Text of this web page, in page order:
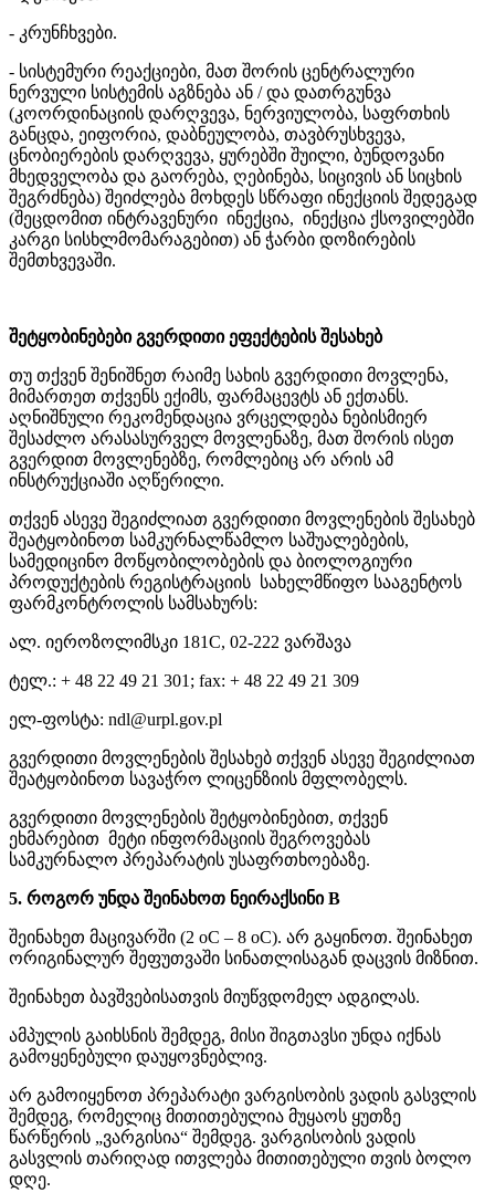
- კრუნჩხვები.
- სისტემური რეაქციები, მათ შორის ცენტრალური
ნერვული სისტემის აგზნება ან / და დათრგუნვა
(კოორდინაციის დარღვევა, ნერვიულობა, საფრთხის
განცდა, ეიფორია, დაბნეულობა, თავბრუსხვევა,
ცნობიერების დარღვევა, ყურებში შუილი, ბუნდოვანი
მხედველობა და გაორება, ღებინება, სიცივის ან სიცხის
შეგრძნება) შეიძლება მოხდეს სწრაფი ინექციის შედეგად
(შეცდომით ინტრავენური ინექცია, ინექცია ქსოვილებში
კარგი სისხლმომარაგებით) ან ჭარბი დოზირების
შემთხვევაში.
შეტყობინებები გვერდითი ეფექტების შესახებ
თუ თქვენ შენიშნეთ რაიმე სახის გვერდითი მოვლენა,
მიმართეთ თქვენს ექიმს, ფარმაცევტს ან ექთანს.
აღნიშნული რეკომენდაცია ვრცელდება ნებისმიერ
შესაძლო არასასურველ მოვლენაზე, მათ შორის ისეთ
გვერდით მოვლენებზე, რომლებიც არ არის ამ
ინსტრუქციაში აღწერილი.
თქვენ ასევე შეგიძლიათ გვერდითი მოვლენების შესახებ
შეატყობინოთ სამკურნალწამლო საშუალებების,
სამედიცინო მოწყობილობების და ბიოლოგიური
პროდუქტების რეგისტრაციის სახელმწიფო სააგენტოს
ფარმკონტროლის სამსახურს:
ალ. იეროზოლიმსკი 181C, 02-222 ვარშავა
ტელ.: + 48 22 49 21 301; fax: + 48 22 49 21 309
ელ-ფოსტა: ndl@urpl.gov.pl
გვერდითი მოვლენების შესახებ თქვენ ასევე შეგიძლიათ
შეატყობინოთ სავაჭრო ლიცენზიის მფლობელს.
გვერდითი მოვლენების შეტყობინებით, თქვენ
ეხმარებით მეტი ინფორმაციის შეგროვებას
სამკურნალო პრეპარატის უსაფრთხოებაზე.
5. როგორ უნდა შეინახოთ ნეირაქსინი B
შეინახეთ მაცივარში (2 oC – 8 oC). არ გაყინოთ. შეინახეთ
ორიგინალურ შეფუთვაში სინათლისაგან დაცვის მიზნით.
შეინახეთ ბავშვებისათვის მიუწვდომელ ადგილას.
ამპულის გაიხსნის შემდეგ, მისი შიგთავსი უნდა იქნას
გამოყენებული დაუყოვნებლივ.
არ გამოიყენოთ პრეპარატი ვარგისობის ვადის გასვლის
შემდეგ, რომელიც მითითებულია მუყაოს ყუთზე
წარწერის „ვარგისია“ შემდეგ. ვარგისობის ვადის
გასვლის თარიღად ითვლება მითითებული თვის ბოლო
დღე.